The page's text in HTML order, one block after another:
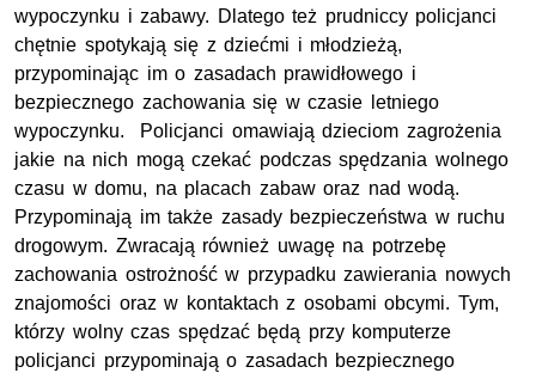
wypoczynku i zabawy. Dlatego też prudniccy policjanci
chętnie spotykają się z dziećmi i młodzieżą,
przypominając im o zasadach prawidłowego i
bezpiecznego zachowania się w czasie letniego
wypoczynku. Policjanci omawiają dzieciom zagrożenia
jakie na nich mogą czekać podczas spędzania wolnego
czasu w domu, na placach zabaw oraz nad wodą.
Przypominają im także zasady bezpieczeństwa w ruchu
drogowym. Zwracają również uwagę na potrzebę
zachowania ostrożność w przypadku zawierania nowych
znajomości oraz w kontaktach z osobami obcymi. Tym,
którzy wolny czas spędzać będą przy komputerze
policjanci przypominają o zasadach bezpiecznego